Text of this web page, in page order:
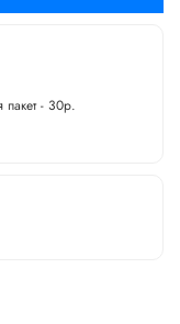
пакет - 30р.